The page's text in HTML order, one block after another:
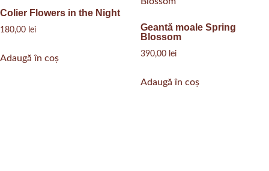
Colier Flowers in the Night
180,00 lei
Adaugă în coș
Geantă moale Spring
Blossom
390,00 lei
Adaugă în coș